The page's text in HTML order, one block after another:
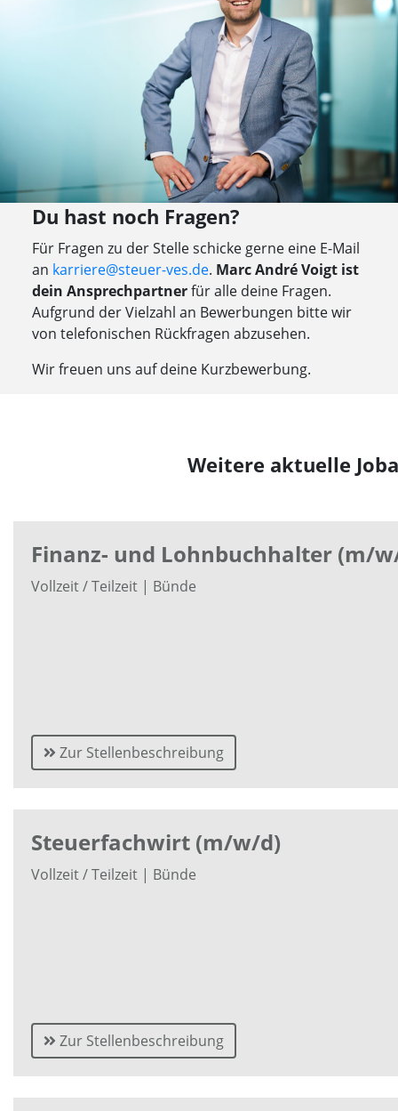
Du hast noch Fragen?
Für Fragen zu der Stelle schicke gerne eine E-Mail
an karriere@steuer-ves.de. Marc André Voigt ist
dein Ansprechpartnerfür alle deine Fragen.
Aufgrund der Vielzahl an Bewerbungen bitte wir
von telefonischen Rückfragen abzusehen.
Wir freuen uns auf deine Kurzbewerbung.
Weitere aktuelle
Finanz- und Lohnbuchhalter (m/
Vollzeit / Teilzeit | Bünde
Zur Stellenbeschreibung
Steuerfachwirt (m/w/d)
Vollzeit / Teilzeit | Bünde
Zur Stellenbeschreibung